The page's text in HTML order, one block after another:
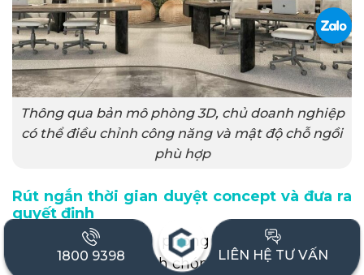
Thông qua bản mô phòng 3D, chủ doanh nghiệp
có thể điều chỉnh công năng và mật độ chỗ ngồi
phù hợp
Rút ngắn thời gian duyệt concept và đưa ra
quyết định
Nhờ hình ảnh mô phỏng trực quan, doanh
nghiệp có thể nhanh chóng đánh giá phương
1800 9398 LIÊN HỆ TƯ VẤN